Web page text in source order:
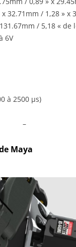
32.71mm / 1,28 » x
/ 5,18 « de
6V
à 2500 µs)
–
Maya